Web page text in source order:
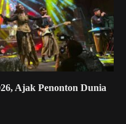
Ajak Penonton Dunia